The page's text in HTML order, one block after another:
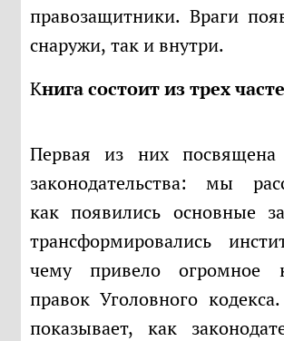
правозащитники. Враги
снаружи, так и внутри.
Книга состоит из трех
Первая из них посвящена эволюции
законодательства: мы
как появились основные
трансформировались
чему привело огромное
правок Уголовного
показывает, как